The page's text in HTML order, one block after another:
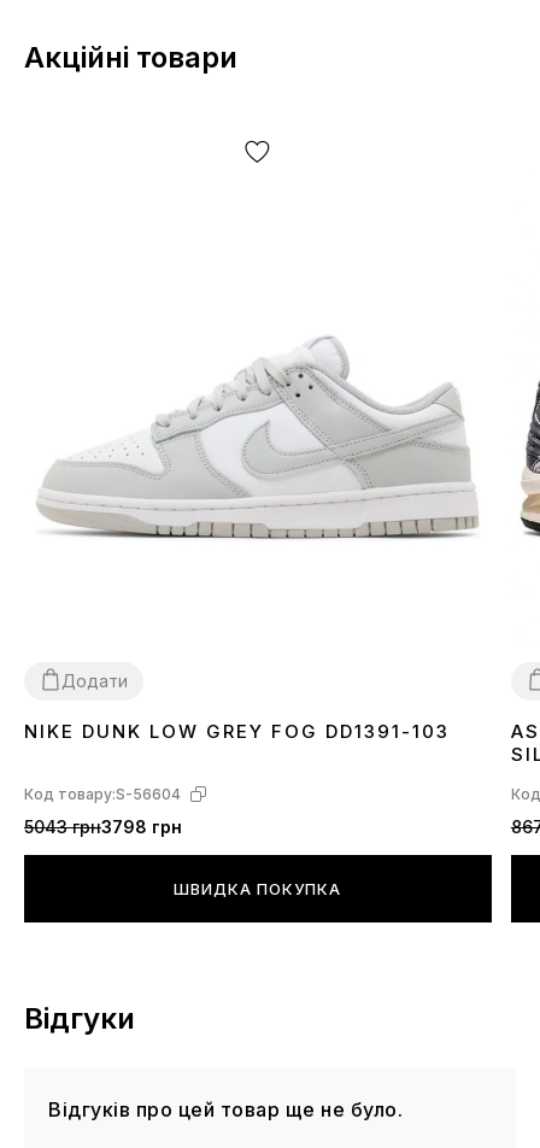
Акційні товари
Додати
3637 383940 4142 43 44 45
NIKE DUNK LOW GREY FOG DD1391-103
Код товару:S-56604
5043 грн3798 грн
ШВИДКА ПОКУПКА
Відгуки
Відгуків про цей товар ще не було.